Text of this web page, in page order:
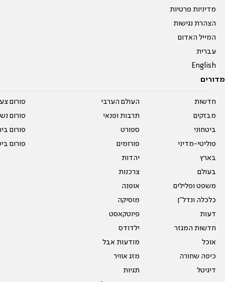
מדיניות פרטיות
הצהרת נגישות
המייל האדום
עברית
English
מדורים
חדשות
מבזקים
ביטחוני
פוליטי-מדיני
בארץ
בעולם
משפט ופלילים
כלכלה ונדל"ן
דעות
חדשות המגזר
אוכל
כיפה שחורה
דיגיטל
העולם הערבי
תרבות ופנאי
ספורט
פורומים
יהדות
צרכנות
אופנה
מוסיקה
פיוטקאסט
ילדודס
מודעות אבל
מזג אוויר
תגיות
פורום
פורום
פורום
פורום